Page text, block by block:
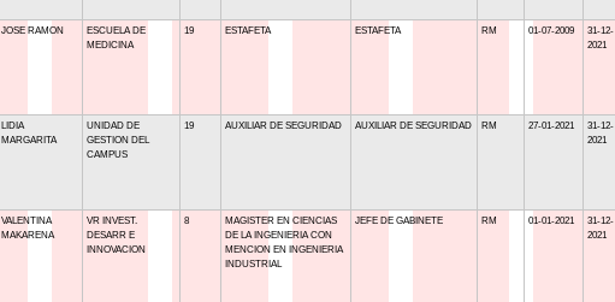
JOSE RAMON
ESCUELA DE
MEDICINA
19 ESTAFETA ESTAFETA RM 01-07-2009
31-12-
2021
LIDIA
MARGARITA
UNIDAD DE
GESTION DEL
CAMPUS
19 AUXILIAR DE SEGURIDAD AUXILIAR DE SEGURIDAD RM 27-01-2021
31-12-
2021
VALENTINA
MAKARENA
VR INVEST.
DESARR E
INNOVACION
8
MAGISTER EN CIENCIAS
DE LA INGENIERIA CON
MENCION EN INGENIERIA
INDUSTRIAL
JEFE DE GABINETE RM 01-01-2021
31-12-
2021